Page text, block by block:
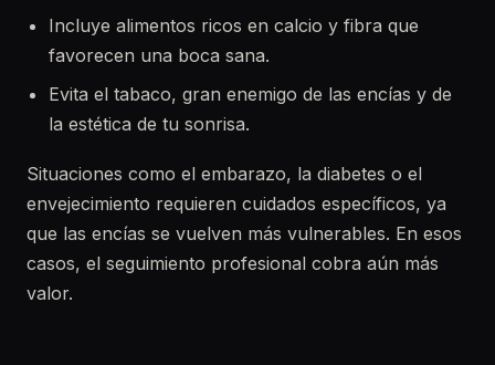
Incluye alimentos ricos en calcio y fibra que
favorecen una boca sana.
Evita el tabaco, gran enemigo de las encías y de
la estética de tu sonrisa.
Situaciones como el embarazo, la diabetes o el
envejecimiento requieren cuidados específicos, ya
que las encías se vuelven más vulnerables. En esos
casos, el seguimiento profesional cobra aún más
valor.